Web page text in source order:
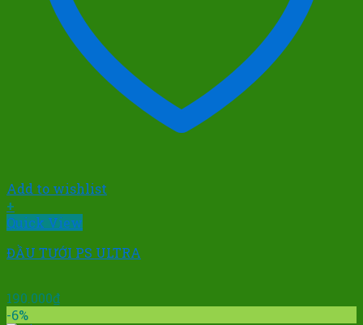
Add to wishlist
+
Quick View
ĐẦU TƯỚI PS ULTRA
190.000₫
-6%